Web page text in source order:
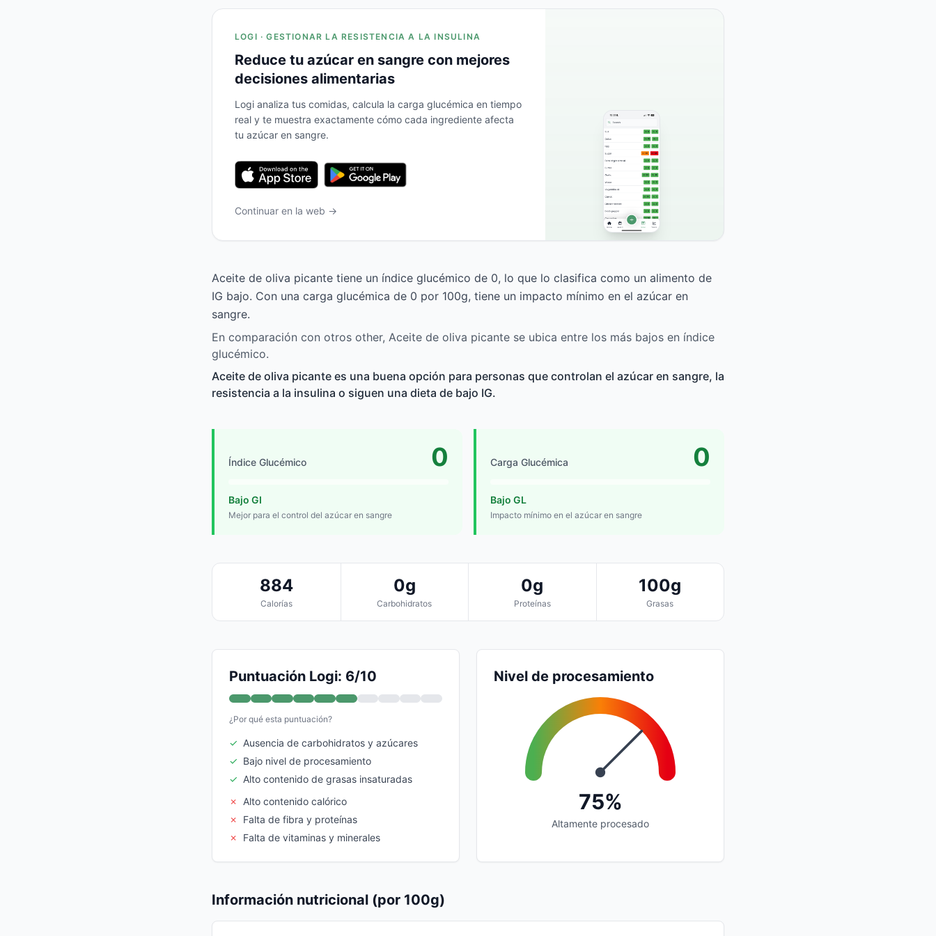
LOGI · GESTIONAR LA RESISTENCIA A LA INSULINA
Reduce tu azúcar en sangre con mejores
decisiones alimentarias
Logi analiza tus comidas, calcula la carga glucémica en tiempo
real y te muestra exactamente cómo cada ingrediente afecta
tu azúcar en sangre.
Continuar en la web →
Aceite de oliva picante tiene un índice glucémico de 0, lo que lo clasifica como un alimento de
IG bajo. Con una carga glucémica de 0 por 100g, tiene un impacto mínimo en el azúcar en
sangre.
En comparación con otros other, Aceite de oliva picante se ubica entre los más bajos en índice
glucémico.
Aceite de oliva picante es una buena opción para personas que controlan el azúcar en sangre, la
resistencia a la insulina o siguen una dieta de bajo IG.
Índice Glucémico 0
Bajo GI
Mejor para el control del azúcar en sangre
Carga Glucémica 0
Bajo GL
Impacto mínimo en el azúcar en sangre
884
Calorías
0g
Carbohidratos
0g
Proteínas
100g
Grasas
Puntuación Logi: 6/10
¿Por qué esta puntuación?
✓ Ausencia de carbohidratos y azúcares
✓ Bajo nivel de procesamiento
✓ Alto contenido de grasas insaturadas
✗
Alto contenido calórico
✗
Falta de fibra y proteínas
✗
Falta de vitaminas y minerales
Nivel de procesamiento
75%
Altamente procesado
Información nutricional (por 100g)